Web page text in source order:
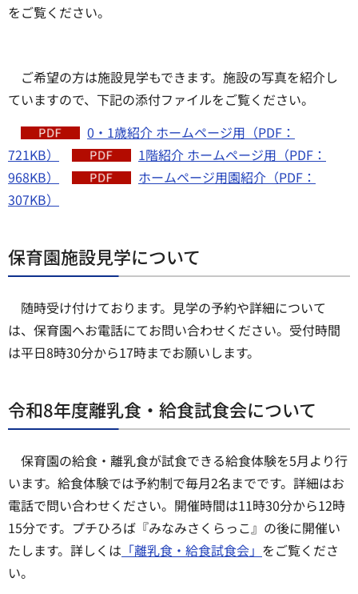
をご覧ください。
ご希望の方は施設見学もできます。施設の写真を紹介し
ていますので、下記の添付ファイルをご覧ください。
0・1歳紹介 ホームページ用（PDF：
721KB）
1階紹介 ホームページ用（PDF：
968KB）
ホームページ用園紹介（PDF：
307KB）
保育園施設見学について
随時受け付けております。見学の予約や詳細について
は、保育園へお電話にてお問い合わせください。受付時間
は平日8時30分から17時までお願いします。
令和8年度離乳食・給食試食会について
保育園の給食・離乳食が試食できる給食体験を5月より行
います。給食体験では予約制で毎月2名までです。詳細はお
電話で問い合わせください。開催時間は11時30分から12時
15分です。プチひろば『みなみさくらっこ』の後に開催い
たします。詳しくは 「離乳食・給食試食会」 をご覧くださ
い。